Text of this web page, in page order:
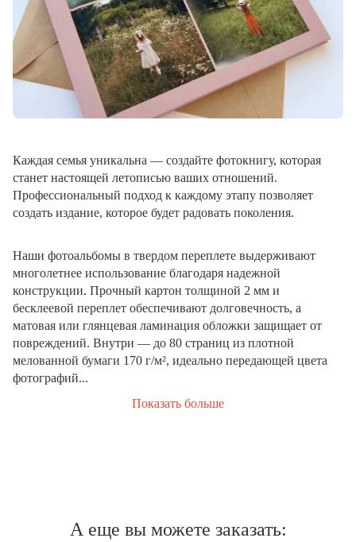
Каждая семья уникальна — создайте фотокнигу, которая
станет настоящей летописью ваших отношений.
Профессиональный подход к каждому этапу позволяет
создать издание, которое будет радовать поколения.
Наши фотоальбомы в твердом переплете выдерживают
многолетнее использование благодаря надежной
конструкции. Прочный картон толщиной 2 мм и
бесклеевой переплет обеспечивают долговечность, а
матовая или глянцевая ламинация обложки защищает от
повреждений. Внутри — до 80 страниц из плотной
мелованной бумаги 170 г/м², идеально передающей цвета
фотографий...
Показать больше
А еще вы можете заказать: